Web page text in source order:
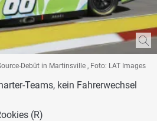
Debüt in Martinsville , Foto: LAT Images
Teams, kein Fahrerwechsel
(R)